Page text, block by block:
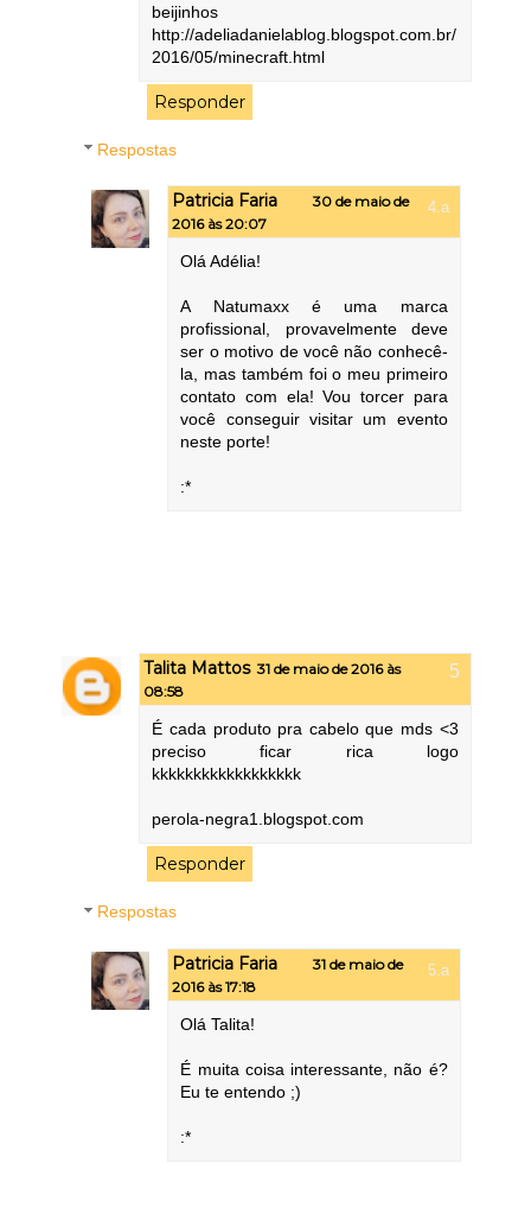
beijinhos
http://adeliadanielablog.blogspot.com.br/
2016/05/minecraft.html
Responder
Respostas
Patricia Faria
30 de maio de
2016 às 20:07
Olá Adélia!
A Natumaxx é uma marca
profissional, provavelmente deve
ser o motivo de você não conhecê-
la, mas também foi o meu primeiro
contato com ela! Vou torcer para
você conseguir visitar um evento
neste porte!
:*
Talita Mattos 31 de maio de 2016 às
08:58
É cada produto pra cabelo que mds <3
preciso ficar rica logo
kkkkkkkkkkkkkkkkkk
perola-negra1.blogspot.com
Responder
Respostas
Patricia Faria
31 de maio de
2016 às 17:18
Olá Talita!
É muita coisa interessante, não é?
Eu te entendo ;)
:*